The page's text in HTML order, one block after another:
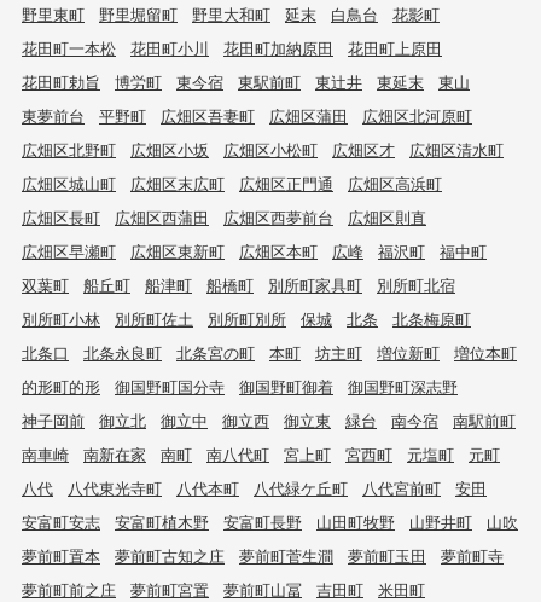
野里東町 野里堀留町 野里大和町 延末 白鳥台
花影町
花田町一本松
花田町小川 花田町加納原田
花田町上原田
花田町勅旨
博労町 東今宿 東駅前町 東辻井 東延末
東山
東夢前台
平野町 広畑区吾妻町 広畑区蒲田
広畑区北河原町
広畑区北野町
広畑区小坂 広畑区小松町 広畑区才
広畑区清水町
広畑区城山町
広畑区末広町 広畑区正門通
広畑区高浜町
広畑区長町
広畑区西蒲田 広畑区西夢前台
広畑区則直
広畑区早瀬町
広畑区東新町 広畑区本町 広峰 福沢町
福中町
双葉町
船丘町 船津町 船橋町 別所町家具町
別所町北宿
別所町小林
別所町佐土 別所町別所 保城 北条
北条梅原町
北条口
北条永良町 北条宮の町 本町 坊主町 増位新町
増位本町
的形町的形
御国野町国分寺 御国野町御着
御国野町深志野
神子岡前
御立北 御立中 御立西 御立東 緑台 南今宿
南駅前町
南車崎
南新在家 南町 南八代町 宮上町 宮西町 元塩町
元町
八代
八代東光寺町 八代本町 八代緑ケ丘町 八代宮前町
安田
安富町安志
安富町植木野 安富町長野 山田町牧野 山野井町
山吹
夢前町置本
夢前町古知之庄 夢前町菅生澗 夢前町玉田
夢前町寺
夢前町前之庄
夢前町宮置 夢前町山冨 吉田町
米田町